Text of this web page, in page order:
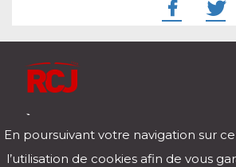
Télécharger notre application pour iOs et
En poursuivant votre navigation sur
l’utilisation de cookies afin de vous